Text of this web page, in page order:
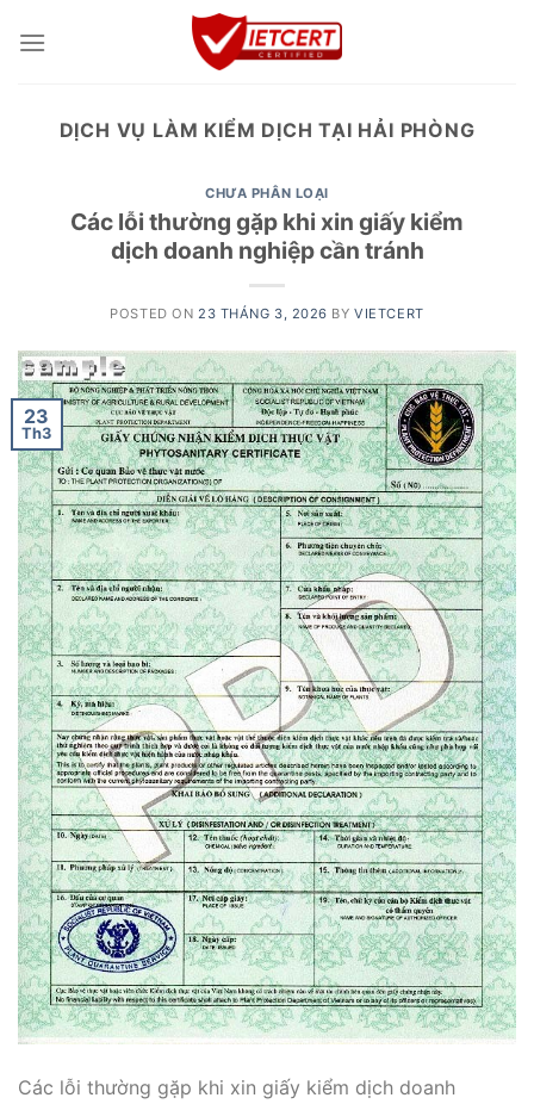
DỊCH VỤ LÀM KIỂM DỊCH TẠI HẢI PHÒNG
CHƯA PHÂN LOẠI
Các lỗi thường gặp khi xin giấy kiểm
dịch doanh nghiệp cần tránh
POSTED ON 23 THÁNG 3, 2026 BYVIETCERT
23
Th3
Các lỗi thường gặp khi xin giấy kiểm dịch doanh